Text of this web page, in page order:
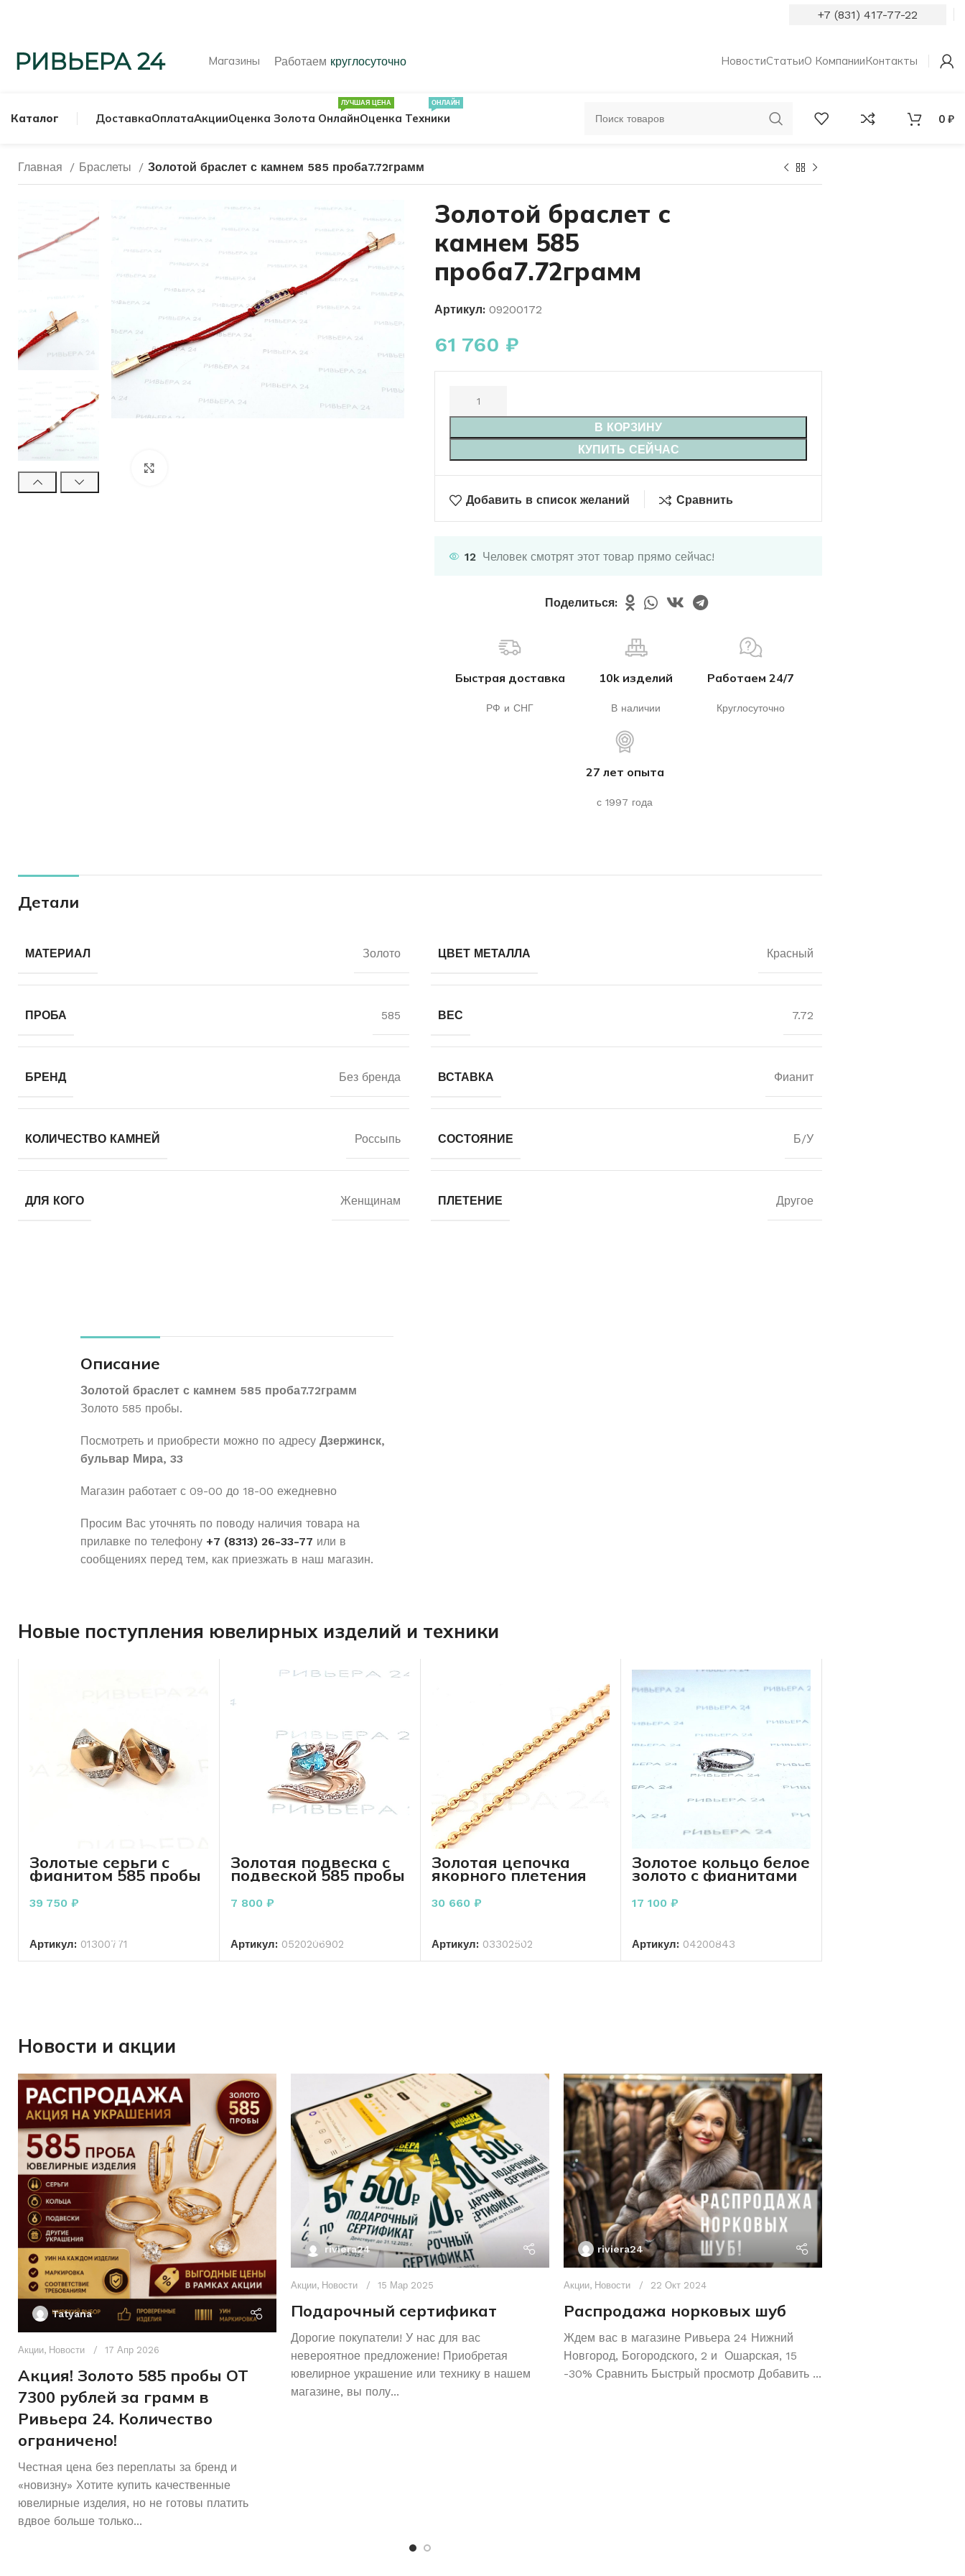
+7 (831) 417-77-22
Магазины Работаем круглосуточно НовостиСтатьиО КомпанииКонтакты
Каталог
МУЖСКИЕ КОЛЬЦА ПЕЧАТКИ КОЛЬЦА 583 ПРОБЫ
ОБРУЧАЛЬНЫЕ
КОЛЬЦА С
СЕРЕБРЯНЫЕ КОЛЬЦА
ДоставкаОплатаАкцииОценка Золота Онлайн
ЛУЧШАЯ ЦЕНА
Оценка Техники
ОНЛАЙН
0 ₽
Главная Браслеты Золотой браслет с камнем 585 проба7.72грамм
Золотой браслет с
камнем 585
проба7.72грамм
Артикул: 09200172
61 760 ₽
В КОРЗИНУ
КУПИТЬ СЕЙЧАС
Добавить в список желаний Сравнить
12 Человек смотрят этот товар прямо сейчас!
Поделиться:
Быстрая доставка
РФ и СНГ
10k изделий
В наличии
Работаем 24/7
Круглосуточно
27 лет опыта
с 1997 года
Детали
МАТЕРИАЛ Золото ЦВЕТ МЕТАЛЛА Красный
ПРОБА 585 ВЕС 7.72
БРЕНД Без бренда ВСТАВКА Фианит
КОЛИЧЕСТВО КАМНЕЙ Россыпь СОСТОЯНИЕ Б/У
ДЛЯ КОГО Женщинам ПЛЕТЕНИЕ Другое
Описание
Золотой браслет с камнем 585 проба7.72грамм
Золото 585 пробы.
Посмотреть и приобрести можно по адресу Дзержинск,
бульвар Мира, 33
Магазин работает с 09-00 до 18-00 ежедневно
Просим Вас уточнять по поводу наличия товара на
прилавке по телефону +7 (8313) 26-33-77 или в
сообщениях перед тем, как приезжать в наш магазин.
Новые поступления ювелирных изделий и техники
Золотые серьги с
фианитом 585 пробы
5,30 грамма
39 750 ₽
Артикул: 01300771
Золотая подвеска с
подвеской 585 пробы
1.04 грамма
7 800 ₽
Артикул: 0520206902
Золотая цепочка
якорного плетения
585 пробы 4.20 грамм
50 см.
30 660 ₽
Артикул: 03302502
Золотое кольцо белое
золото с фианитами
585 проба 2.28 грамм
17 100₽
Артикул: 04200843
Новости и акции
Tatyana
Акции, Новости 17 Апр 2026
Акция! Золото 585 пробы ОТ
7300 рублей за грамм в
Ривьера 24. Количество
ограничено!
Честная цена без переплаты за бренд и
«новизну» Хотите купить качественные
ювелирные изделия, но не готовы платить
вдвое больше только...
riviera24
Акции, Новости 15 Мар 2025
Подарочный сертификат
Дорогие покупатели! У нас для вас
невероятное предложение! Приобретая
ювелирное украшение или технику в нашем
магазине, вы полу...
riviera24
Акции, Новости 22 Окт 2024
Распродажа норковых шуб
Ждем вас в магазине Ривьера 24 Нижний
Новгород, Богородского, 2 и Ошарская, 15
-30% Сравнить Быстрый просмотр Добавить ...